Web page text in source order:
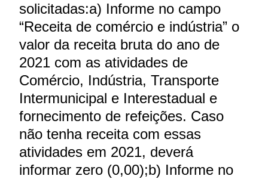
solicitadas:a) Informe no campo
“Receita de comércio e indústria” o
valor da receita bruta do ano de
2021 com as atividades de
Comércio, Indústria, Transporte
Intermunicipal e Interestadual e
fornecimento de refeições. Caso
não tenha receita com essas
atividades em 2021, deverá
informar zero (0,00);b) Informe no